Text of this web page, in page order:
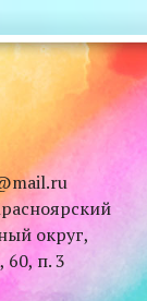
округ,
60, п. 3